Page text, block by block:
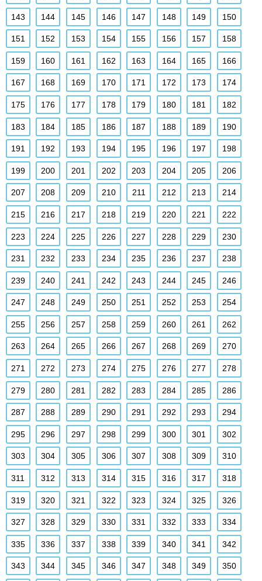
143 144 145 146 147 148 149 150
151 152 153 154 155 156 157 158
159 160 161 162 163 164 165 166
167 168 169 170 171 172 173 174
175 176 177 178 179 180 181 182
183 184 185 186 187 188 189 190
191 192 193 194 195 196 197 198
199 200 201 202 203 204 205 206
207 208 209 210 211 212 213 214
215 216 217 218 219 220 221 222
223 224 225 226 227 228 229 230
231 232 233 234 235 236 237 238
239 240 241 242 243 244 245 246
247 248 249 250 251 252 253 254
255 256 257 258 259 260 261 262
263 264 265 266 267 268 269 270
271 272 273 274 275 276 277 278
279 280 281 282 283 284 285 286
287 288 289 290 291 292 293 294
295 296 297 298 299 300 301 302
303 304 305 306 307 308 309 310
311 312 313 314 315 316 317 318
319 320 321 322 323 324 325 326
327 328 329 330 331 332 333 334
335 336 337 338 339 340 341 342
343 344 345 346 347 348 349 350